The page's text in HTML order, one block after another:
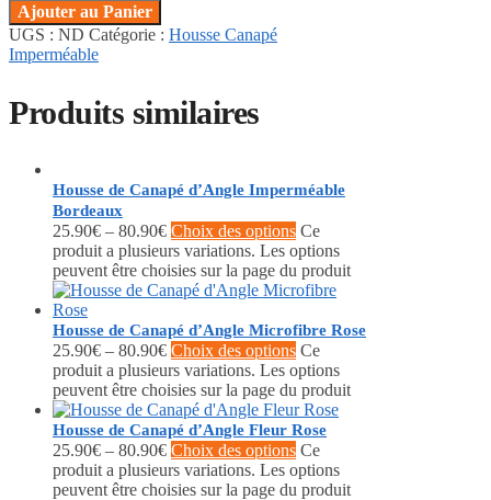
Ajouter au Panier
UGS : ND Catégorie : Housse Canapé
Imperméable
Produits similaires
Housse de Canapé d’Angle Imperméable
Bordeaux
25.90€ – 80.90€ Choix des options Ce
produit a plusieurs variations. Les options
peuvent être choisies sur la page du produit
Housse de Canapé d’Angle Microfibre Rose
25.90€ – 80.90€ Choix des options Ce
produit a plusieurs variations. Les options
peuvent être choisies sur la page du produit
Housse de Canapé d’Angle Fleur Rose
25.90€ – 80.90€ Choix des options Ce
produit a plusieurs variations. Les options
peuvent être choisies sur la page du produit